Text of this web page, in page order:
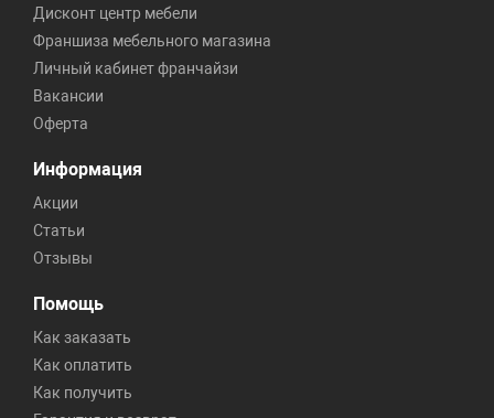
Дисконт центр мебели
Франшиза мебельного магазина
Личный кабинет франчайзи
Вакансии
Оферта
Информация
Акции
Статьи
Отзывы
Помощь
Как заказать
Как оплатить
Как получить